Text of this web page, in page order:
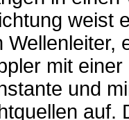
weist
Wellenleiter,
mit einer
und
auf.